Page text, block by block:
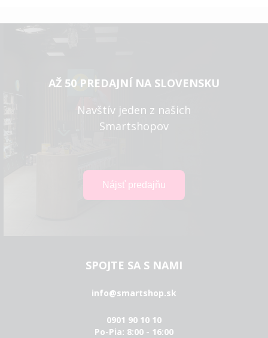
AŽ 50 PREDAJNÍ NA SLOVENSKU
Navštív jeden z našich
Smartshopov
SPOJTE SA S NAMI
info@smartshop.sk
0901 90 10 10
Po-Pia: 8:00 - 16:00